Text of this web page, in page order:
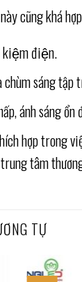
cũng khá
kiệm điện.
sáng tập
ánh sáng
hợp trong
tâm
TỰ